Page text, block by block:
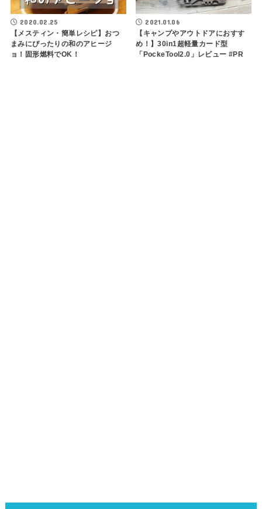
2020.02.25
【メスティン・簡単レシピ】おつ
まみにぴったりの和のアヒージ
ョ！固形燃料でOK！
2021.01.06
【キャンプやアウトドアにおすす
め！】30in1超軽量カード型
「PockeTool2.0」レビュー #PR